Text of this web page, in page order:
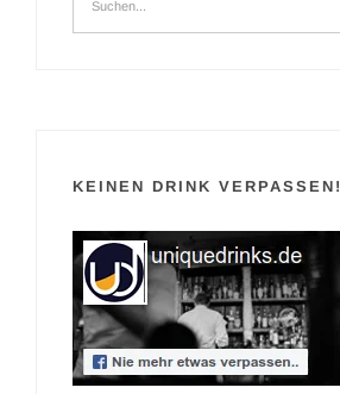
KEINEN DRINK VERPASSEN!